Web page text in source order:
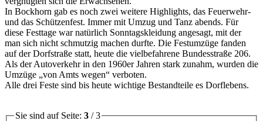
In Bockhorn gab es noch zwei weitere Highlights, das Feuerwehr-
und das Schützenfest. Immer mit Umzug und Tanz abends. Für
diese Festtage war natürlich Sonntagskleidung angesagt, mit der
man sich nicht schmutzig machen durfte. Die Festumzüge fanden
auf der Dorfstraße statt, heute die vielbefahrene Bundesstraße 206.
Als der Autoverkehr in den 1960er Jahren stark zunahm, wurden die
Umzüge
von Amts wegen
verboten.
Alle drei Feste sind bis heute wichtige Bestandteile es Dorflebens.
Sie sind auf Seite: 3 / 3